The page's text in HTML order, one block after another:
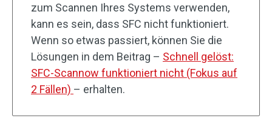
zum Scannen Ihres Systems verwenden,
kann es sein, dass SFC nicht funktioniert.
Wenn so etwas passiert, können Sie die
Lösungen in dem Beitrag – Schnell gelöst:
SFC-Scannow funktioniert nicht (Fokus auf
2 Fällen) – erhalten.